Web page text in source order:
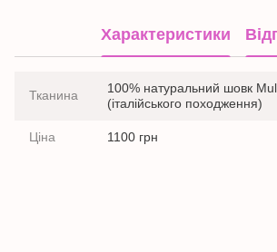
Характеристики
Тканина
100% натуральний шовк
(італійського походження)
Ціна 1100 грн